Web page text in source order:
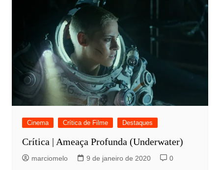
Cinema Crítica de Filme Destaques
Crítica | Ameaça Profunda (Underwater)
marciomelo 9 de janeiro de 2020 0